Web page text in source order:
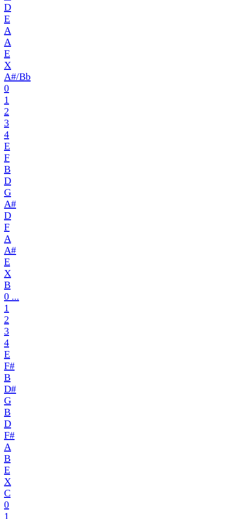
D
E
A
A
E
X
A#/Bb
0
1
2
3
4
E
F
B
D
G
A#
D
F
A
A#
E
X
B
0 ...
1
2
3
4
E
F#
B
D#
G
B
D
F#
A
B
E
X
C
0
1